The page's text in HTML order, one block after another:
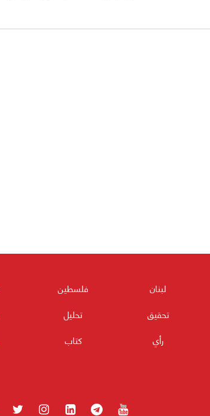
أحمد ياسين.. ماذا جرى بعد ذلك؟
لبنان فلسطين
تحقيق تحليل
رأي كتاب